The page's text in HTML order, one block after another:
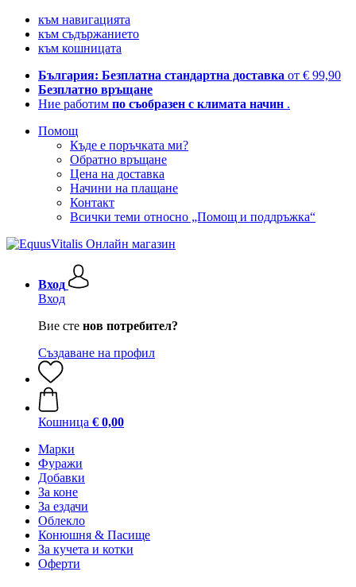
към навигацията
към съдържанието
към кошницата
България: Безплатна стандартна доставка от € 99,90
Безплатно връщане
Ние работим по съобразен с климата начин .
Помощ
Къде е поръчката ми?
Обратно връщане
Цена на доставка
Начини на плащане
Контакт
Всички теми относно „Помощ и поддръжка“
Вход
Вход
Вие сте нов потребител?
Създаване на профил
Кошница € 0,00
Марки
Фуражи
Добавки
За коне
За ездачи
Облекло
Конюшня & Пасище
За кучета и котки
Оферти